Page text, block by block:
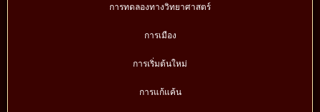
การทดลองทางวิทยาศาสตร์
การเมือง
การเริ่มต้นใหม่
การแก้แค้น